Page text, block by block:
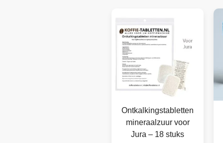
Ontkalkingstabletten
mineraalzuur voor
Jura – 18 stuks